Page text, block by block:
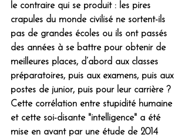
le contraire qui se produit : les pires
crapules du monde civilisé ne sortent-ils
pas de grandes écoles ou ils ont passés
des années à se battre pour obtenir de
meilleures places, d’abord aux classes
préparatoires, puis aux examens, puis aux
postes de junior, puis pour leur carrière ?
Cette corrélation entre stupidité humaine
et cette soi-disante "intelligence" a été
mise en avant par une étude de 2014